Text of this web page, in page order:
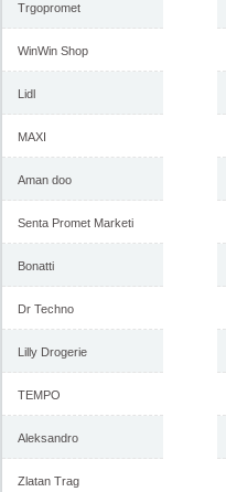
Trgopromet
WinWin Shop
Lidl
MAXI
Aman doo
Senta Promet Marketi
Bonatti
Dr Techno
Lilly Drogerie
TEMPO
Aleksandro
Zlatan Trag